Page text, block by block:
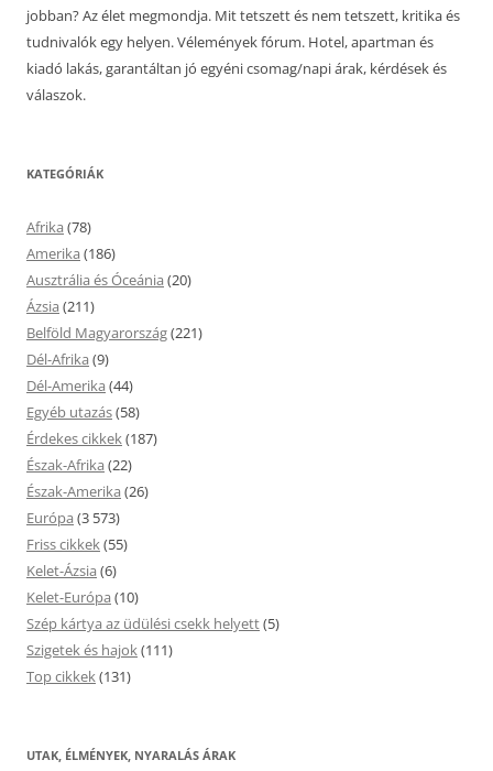
jobban? Az élet megmondja. Mit tetszett és nem tetszett, kritika és
tudnivalók egy helyen. Vélemények fórum. Hotel, apartman és
kiadó lakás, garantáltan jó egyéni csomag/napi árak, kérdések és
válaszok.
KATEGÓRIÁK
Afrika (78)
Amerika (186)
Ausztrália és Óceánia (20)
Ázsia (211)
Belföld Magyarország(221)
Dél-Afrika (9)
Dél-Amerika (44)
Egyéb utazás(58)
Érdekes cikkek(187)
Észak-Afrika (22)
Észak-Amerika (26)
Európa (3 573)
Friss cikkek(55)
Kelet-Ázsia (6)
Kelet-Európa (10)
Szép kártya az üdülési csekk helyett(5)
Szigetek és hajok(111)
Top cikkek(131)
UTAK, ÉLMÉNYEK, NYARALÁS ÁRAK